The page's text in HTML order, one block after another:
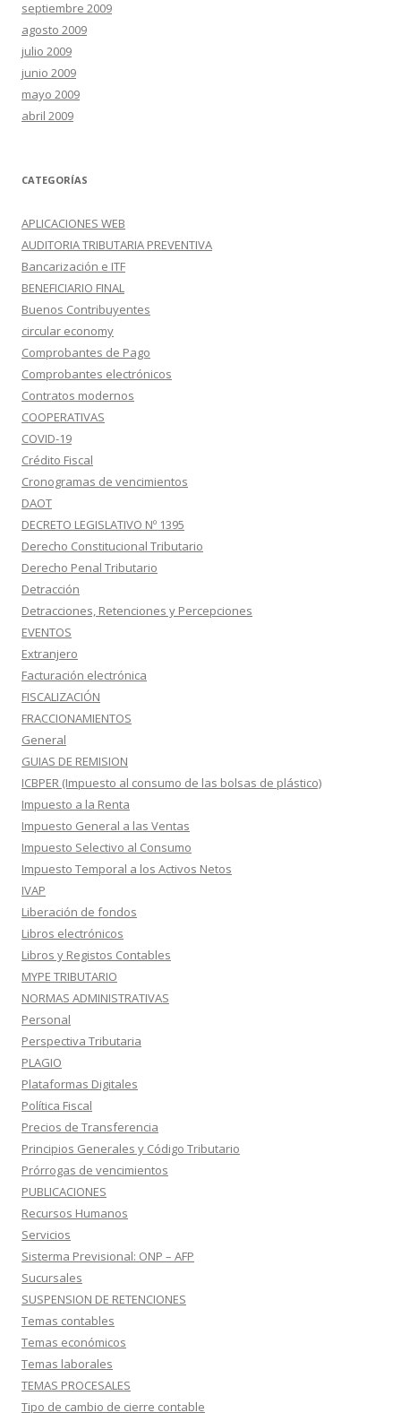
septiembre 2009
agosto 2009
julio 2009
junio 2009
mayo 2009
abril 2009
CATEGORÍAS
APLICACIONES WEB
AUDITORIA TRIBUTARIA PREVENTIVA
Bancarización e ITF
BENEFICIARIO FINAL
Buenos Contribuyentes
circular economy
Comprobantes de Pago
Comprobantes electrónicos
Contratos modernos
COOPERATIVAS
COVID-19
Crédito Fiscal
Cronogramas de vencimientos
DAOT
DECRETO LEGISLATIVO Nº 1395
Derecho Constitucional Tributario
Derecho Penal Tributario
Detracción
Detracciones, Retenciones y Percepciones
EVENTOS
Extranjero
Facturación electrónica
FISCALIZACIÓN
FRACCIONAMIENTOS
General
GUIAS DE REMISION
ICBPER (Impuesto al consumo de las bolsas de plástico)
Impuesto a la Renta
Impuesto General a las Ventas
Impuesto Selectivo al Consumo
Impuesto Temporal a los Activos Netos
IVAP
Liberación de fondos
Libros electrónicos
Libros y Registos Contables
MYPE TRIBUTARIO
NORMAS ADMINISTRATIVAS
Personal
Perspectiva Tributaria
PLAGIO
Plataformas Digitales
Política Fiscal
Precios de Transferencia
Principios Generales y Código Tributario
Prórrogas de vencimientos
PUBLICACIONES
Recursos Humanos
Servicios
Sisterma Previsional: ONP – AFP
Sucursales
SUSPENSION DE RETENCIONES
Temas contables
Temas económicos
Temas laborales
TEMAS PROCESALES
Tipo de cambio de cierre contable